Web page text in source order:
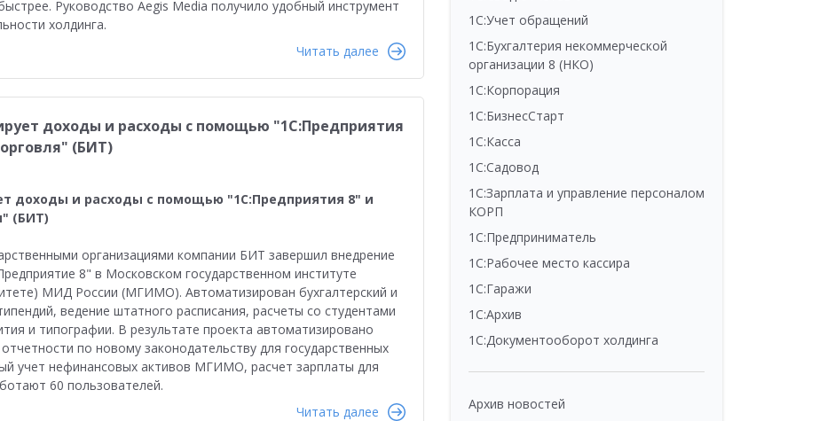
Управленческая отчетность Реальная автоматизация
Руководство Aegis Media получило удобный инструмент
холдинга.
Читать далее
доходы и расходы с помощью "1С:Предприятия
(БИТ)
доходы и расходы с помощью "1С:Предприятия 8" и
(БИТ)
организациями компании БИТ завершил внедрение
8" в Московском государственном институте
МИД России (МГИМО). Автоматизирован бухгалтерский и
ведение штатного расписания, расчеты со студентами
и типографии. В результате проекта автоматизировано
по новому законодательству для государственных
учет нефинансовых активов МГИМО, расчет зарплаты для
60 пользователей.
Читать далее
1С:Учет обращений
1С:Бухгалтерия некоммерческой
организации 8 (НКО)
1С:Корпорация
1С:БизнесСтарт
1С:Касса
1С:Садовод
1С:Зарплата и управление персоналом
КОРП
1С:Предприниматель
1С:Рабочее место кассира
1С:Гаражи
1С:Архив
1С:Документооборот холдинга
Архив новостей